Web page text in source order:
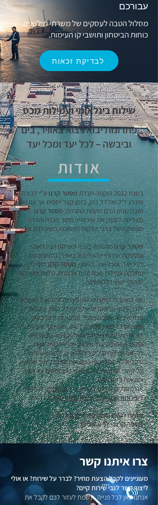
עבורכם
מסלול הטבה לעסקים של משרתי מילואים,
כוחות הביטחון ותושבי קו העימות.
לבדיקת זכאות
שילוח בינלאומי ועמילות מכס
פתרונות יבוא ויצוא באוויר, בים
וביבשה – לכל יעד ומכל יעד
אודות
בשנת 2012 הוקמה חברת מסטר קרגו ע"י דבורה
נויברג ז"ל ואלדד כהן, בזמן קצר יחסית אך עם ניסיון
מוכח שנים טרם הקמת החברה,מסטר קרגו
מצליחה לספק את שירותיה מתוך הבנה והכרה
מעמיקה של צרכי הלקוח והתאמת השירותים אליו.
מסטר קרגומתמחה בענף השילוח הבינלאומי
ומספקת שירותי יבוא וייצוא באוויר, בים וביבשה –
לכל יעד, ומכל יעד. בנוסף,מסטר קרגומובילה
מחלקת עמילות מכס פנים ארגונית, מלווה ומעניקה
שירותי ייעוץ ללקוחותיה.
אנו רואים בלקוחותינו שותפים מלאים, ועל כן שמים
לנגד עינינו פרמטרים עיקריים כל העת, ביניהם –
עבודה בלוח זמנים מהיר, מעקב ומתן עדכונים
שוטפים כל העת וזמינות 24/7, זאת תוך שמירה על
הון אנושי חזק ויציב, חדשנות וקדמה טכנולוגית
וסטנדרט עולמי של שירות, שקיפות וחדשנות.
כך, אנו מצליחים לייעל תהליכים, להוזיל עלויות
ולהביא לחסכון כספי בהוצאות הלקוח, תוך שמירה
על קשרי שותפות ארוכי טווח המבוססים על אמון
ותוצאות בזמן אמת.
אנו מזמינים אתכם לקרוא עודאודותינו, להיחשף
לשירותנו המגוונים, וליצור עמנו קשרבכל עת.
נשמח להיות השותפים שלכם לדרך.
מסטר קרגו- לך ובשבילך.
צרו איתנו קשר
מעוניינים לקבל הצעת מחיר? לברר על שירות? או אולי
ליצור קשר לגבי שירות קיים?
אנחנו כאן לכל פנייה - נשמח לעזור לכם לקבל את